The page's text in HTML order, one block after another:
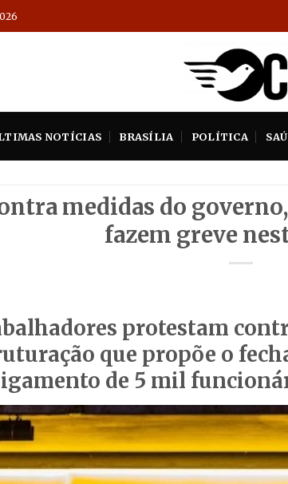
NOTÍCIAS BRASÍLIA POLÍTICA
medidas do
fazem greve
protestam
que propõe o
de 5 mil